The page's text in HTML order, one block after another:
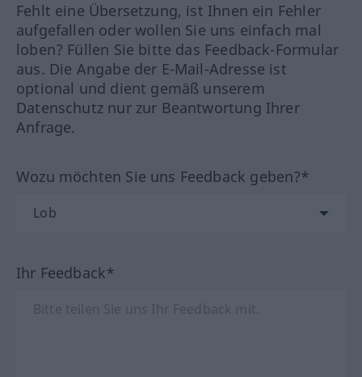
Fehlt eine Übersetzung, ist Ihnen ein Fehler
aufgefallen oder wollen Sie uns einfach mal
loben? Füllen Sie bitte das Feedback-Formular
aus. Die Angabe der E-Mail-Adresse ist
optional und dient gemäß unserem
Datenschutz nur zur Beantwortung Ihrer
Anfrage.
Wozu möchten Sie uns Feedback geben?*
Ihr Feedback*